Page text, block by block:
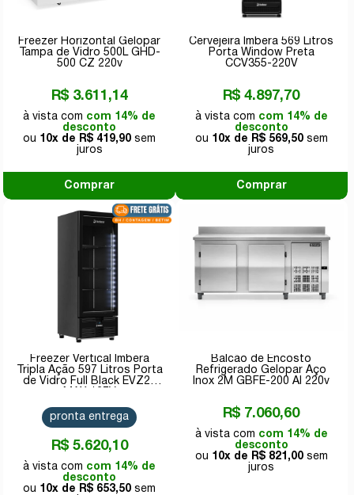
Freezer Horizontal Gelopar
Tampa de Vidro 500L GHD-
500 CZ 220v
R$ 3.611,14
com 14% de
desconto
10x de
R$ 419,90
Comprar
Cervejeira Imbera 569 Litros
Porta Window Preta
CCV355-220V
R$ 4.897,70
com 14% de
desconto
10x de
R$ 569,50
Comprar
Freezer Vertical Imbera
Tripla Ação 597 Litros Porta
de Vidro Full Black EVZ21
R$ 5.620,10
com 14% de
desconto
10x de
R$ 653,50
pronta entrega
Balcão de Encosto
Refrigerado Gelopar Aço
Inox 2M GBFE-200 AI 220v
R$ 7.060,60
com 14% de
desconto
10x de
R$ 821,00